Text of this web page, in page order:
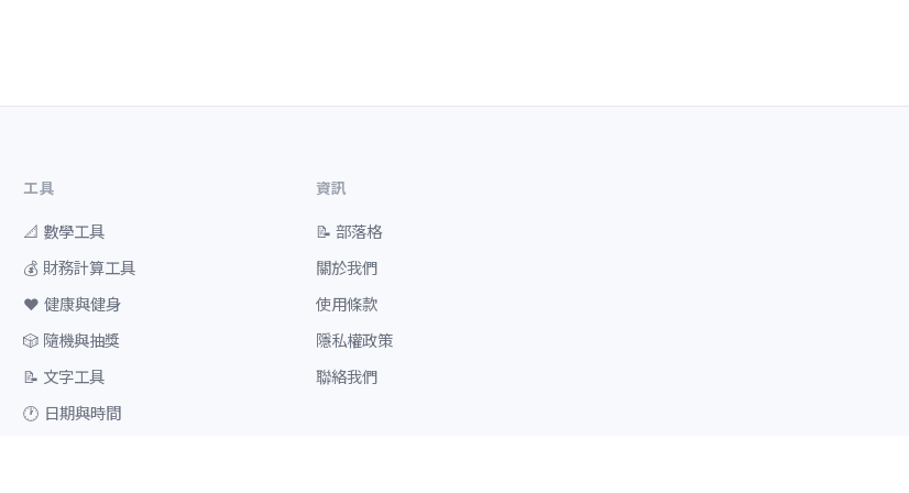
工具
📐 數學工具
💰 財務計算工具
❤️ 健康與健身
🎲 隨機與抽獎
📝 文字工具
🕐 日期與時間
資訊
📝 部落格
關於我們
使用條款
隱私權政策
聯絡我們